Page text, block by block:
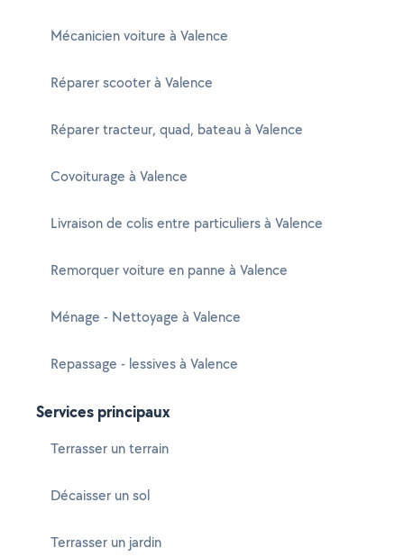
Mécanicien voiture à Valence
Réparer scooter à Valence
Réparer tracteur, quad, bateau à Valence
Covoiturage à Valence
Livraison de colis entre particuliers à Valence
Remorquer voiture en panne à Valence
Ménage - Nettoyage à Valence
Repassage - lessives à Valence
Services principaux
Terrasser un terrain
Décaisser un sol
Terrasser un jardin